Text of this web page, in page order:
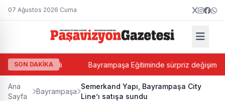
07 Ağustos 2026 Cuma
SON DAKİKA
Balkan atandı Bayrampaşa Eğitiminde sürpriz değişim!
Ana
Sayfa
Bayrampaşa
Semerkand Yapı, Bayrampaşa City
Line’ı satışa sundu